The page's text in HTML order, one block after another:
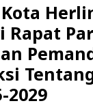
Rapat
2029